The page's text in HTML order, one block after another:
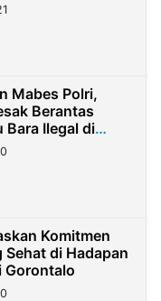
Mabes Polri,
Berantas
Bara Ilegal di
Komitmen
di Hadapan
Gorontalo